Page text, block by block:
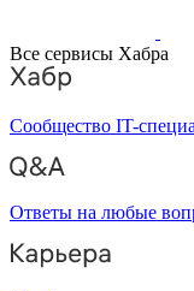
Все сервисы Хабра
Сообщество IT-
Ответы на любые